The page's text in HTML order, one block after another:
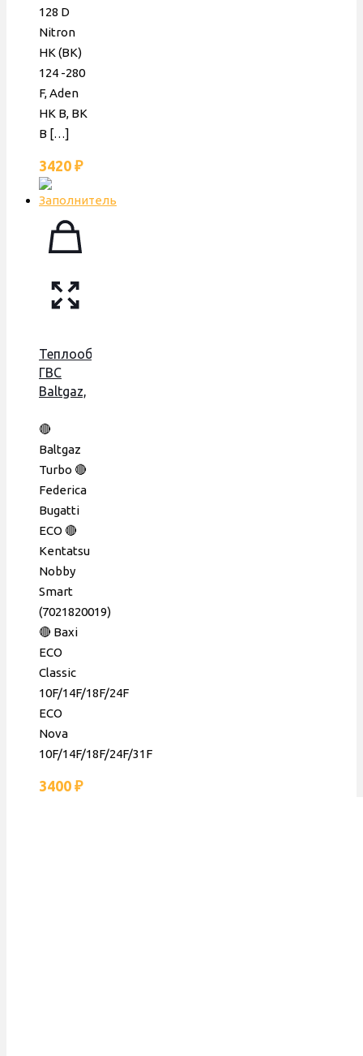
128 D
Nitron
HK (BK)
124 -280
F, Aden
HK B, BK
B […]
3420 ₽
Теплообменник
ГВС
Baltgaz,
Eco,
Kentatsu,
160 мм,
14 пл.,
Era,
63041310441
🔴
Baltgaz
Turbo 🔴
Federica
Bugatti
ECO 🔴
Kentatsu
Nobby
Smart
(7021820019)
🔴 Baxi
ECO
Classic
10F/14F/18F/24F
ECO
Nova
10F/14F/18F/24F/31F
3400 ₽